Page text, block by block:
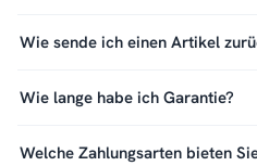
Wie sende ich einen Artikel
Wie lange habe ich Garantie?
Welche Zahlungsarten bieten